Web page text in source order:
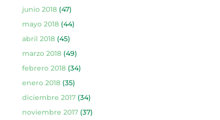
junio 2018(47)
mayo 2018(44)
abril 2018(45)
marzo 2018(49)
febrero 2018(34)
enero 2018(35)
diciembre 2017(34)
noviembre 2017(37)